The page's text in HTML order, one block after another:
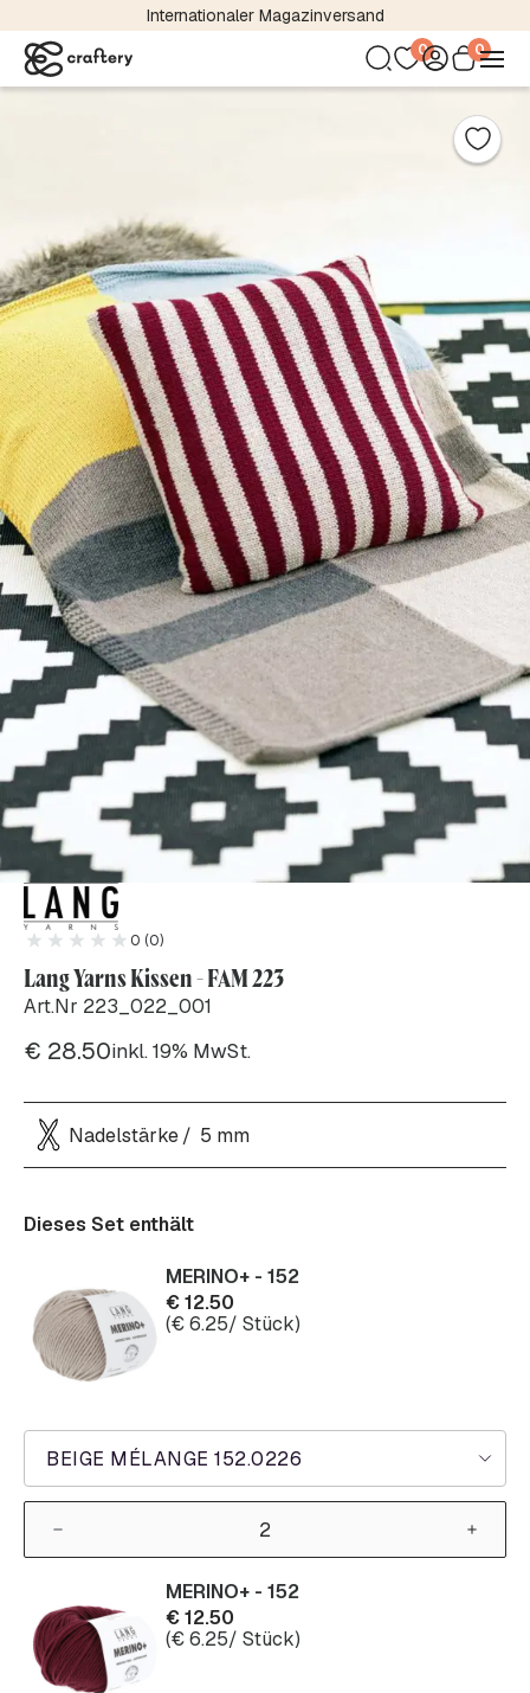
Internationaler Magazinversand
0 0
0 (0)
Lang Yarns Kissen - FAM 223
Art.Nr 223_022_001
€ 28.50inkl. 19% MwSt.
Nadelstärke 5 mm
Dieses Set enthält
BEIGE MÉLANGE 152.0226
MERINO+ - 152
€12.50
(€6.25/ Stück)
MERINO+ - 152
€12.50
(€6.25/ Stück)